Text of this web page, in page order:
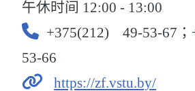
午休时间 12:00 - 13:00
+375(212) 49-53-67
53-66
https://zf.vstu.by/